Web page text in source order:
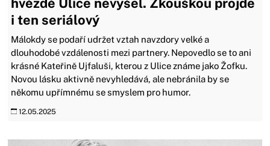
hvězdě Ulice nevyšel. Zkouškou projde
i ten seriálový
Málokdy se podaří udržet vztah navzdory velké a
dlouhodobé vzdálenosti mezi partnery. Nepovedlo se to ani
krásné Kateřině Ujfaluši, kterou z Ulice známe jako Žofku.
Novou lásku aktivně nevyhledává, ale nebránila by se
někomu upřímnému se smyslem pro humor.
12.05.2025